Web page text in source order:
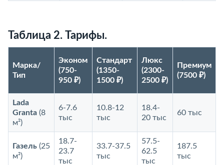
Таблица 2. Тарифы.
Марка/
Тип
Эконом
(750-
950 ₽)
Стандарт
(1350-
1500 ₽)
Люкс
(2300-
2500 ₽)
Премиум
(7500 ₽)
Lada
Granta (8
м²)
6-7.6
тыс
10.8-12
тыс
18.4-
20 тыс
60 тыс
Газель (25
м²)
18.7-
23.7
тыс
33.7-37.5
тыс
57.5-
62.5
тыс
187.5
тыс